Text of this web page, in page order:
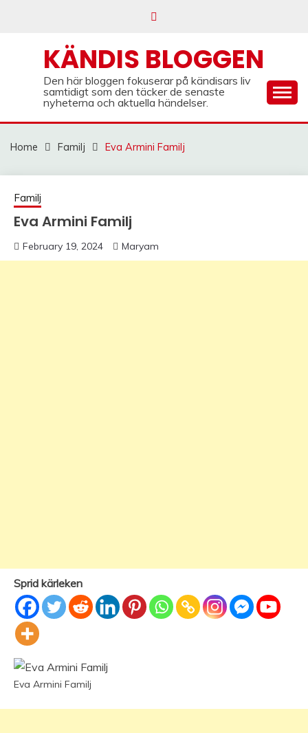
KÄNDIS BLOGGEN
Den här bloggen fokuserar på kändisars liv
samtidigt som den täcker de senaste
nyheterna och aktuella händelser.
Home Familj Eva Armini Familj
Familj
Eva Armini Familj
February 19, 2024 Maryam
Sprid kärleken
Eva Armini Familj